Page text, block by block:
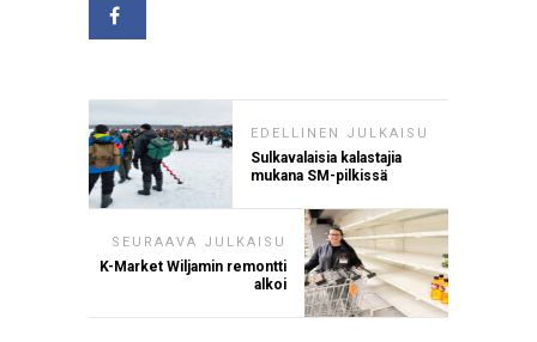
EDELLINEN JULKAISU
Sulkavalaisia kalastajia
mukana SM-pilkissä
SEURAAVA JULKAISU
K-Market Wiljamin remontti
alkoi